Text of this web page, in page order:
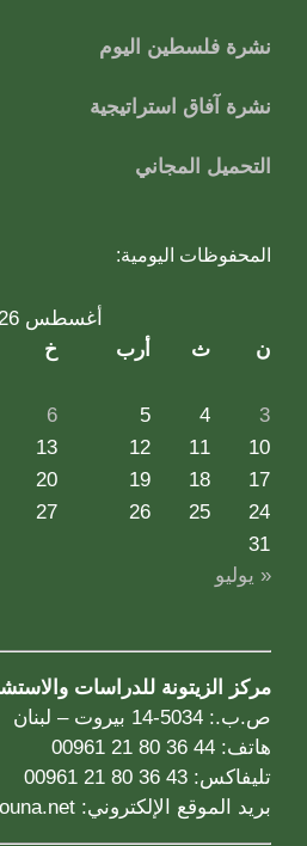
نشرة فلسطين اليوم
نشرة آفاق استراتيجية
التحميل المجاني
المحفوظات اليومية:
أغسطس 2026
ن
ث أرب خ
3
4
5
6
10
11
12
13
17
18
19
20
24
25
26
27
31
« يوليو
مركز الزيتونة للدراسات
ص.ب.: 5034-14 بيروت – لبنان
هاتف: 44 36 80 21 00961
تليفاكس: 43 36 80 21 00961
بريد الموقع الإلكتروني: